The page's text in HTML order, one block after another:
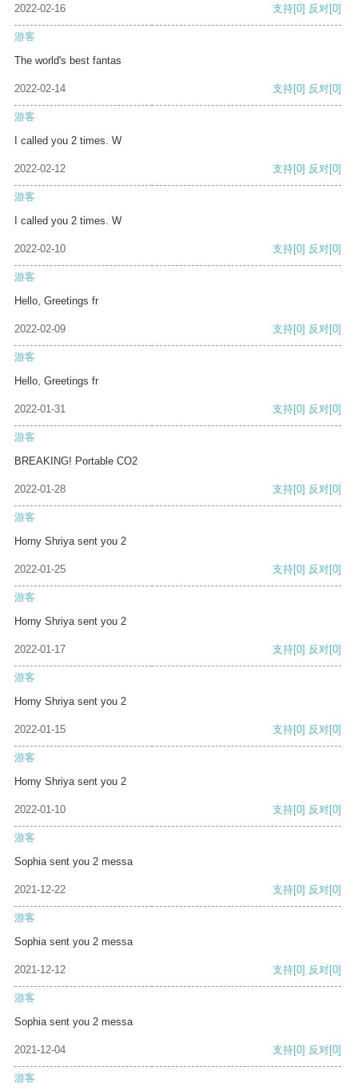
2022-02-16 支持[0] 反对[0]
游客
The world's best fantas
2022-02-14 支持[0] 反对[0]
游客
I called you 2 times. W
2022-02-12 支持[0] 反对[0]
游客
I called you 2 times. W
2022-02-10 支持[0] 反对[0]
游客
Hello, Greetings fr
2022-02-09 支持[0] 反对[0]
游客
Hello, Greetings fr
2022-01-31 支持[0] 反对[0]
游客
BREAKING! Portable CO2
2022-01-28 支持[0] 反对[0]
游客
Horny Shriya sent you 2
2022-01-25 支持[0] 反对[0]
游客
Horny Shriya sent you 2
2022-01-17 支持[0] 反对[0]
游客
Horny Shriya sent you 2
2022-01-15 支持[0] 反对[0]
游客
Horny Shriya sent you 2
2022-01-10 支持[0] 反对[0]
游客
Sophia sent you 2 messa
2021-12-22 支持[0] 反对[0]
游客
Sophia sent you 2 messa
2021-12-12 支持[0] 反对[0]
游客
Sophia sent you 2 messa
2021-12-04 支持[0] 反对[0]
游客